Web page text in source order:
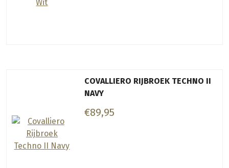
COVALLIERO RIJBROEK TECHNO II
NAVY
€89,95